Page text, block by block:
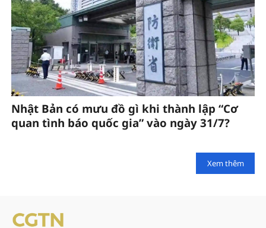
Nhật Bản có mưu đồ gì khi thành lập “Cơ
quan tình báo quốc gia” vào ngày 31/7?
Xem thêm